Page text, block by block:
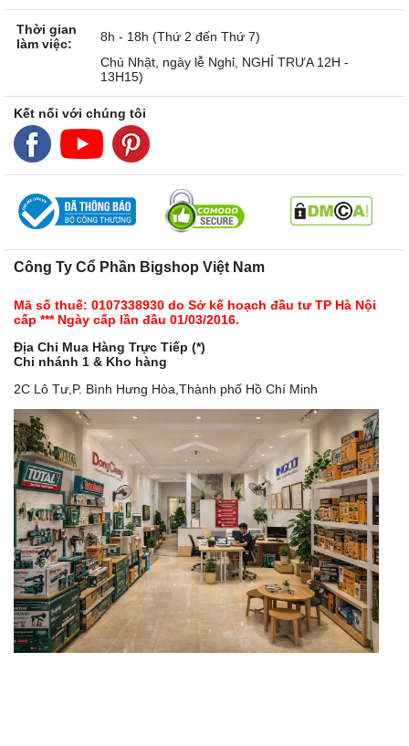
Thời gian
làm việc:
8h - 18h (Thứ 2 đến Thứ 7)
Chủ Nhật, ngày lễ Nghỉ, NGHỈ TRƯA 12H -
13H15)
Kết nối với chúng tôi
Công Ty Cổ Phần Bigshop Việt Nam
Mã số thuế: 0107338930 do Sở kế hoạch đầu tư TP Hà Nội
cấp *** Ngày cấp lần đầu 01/03/2016.
Địa Chỉ Mua Hàng Trực Tiếp (*)
Chi nhánh 1 & Kho hàng
2C Lô Tư,P. Bình Hưng Hòa,Thành phố Hồ Chí Minh